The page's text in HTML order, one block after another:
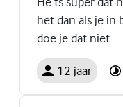
het dan als je in
doe je dat niet
12 jaar